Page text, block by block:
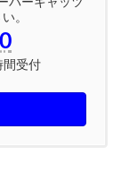
パーキャッツ
。
間受付